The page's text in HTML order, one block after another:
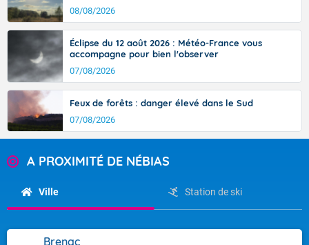
08/08/2026
Éclipse du 12 août 2026 : Météo-France vous
accompagne pour bien l'observer
07/08/2026
Feux de forêts : danger élevé dans le Sud
07/08/2026
A PROXIMITÉ DE NÉBIAS
Ville Station de ski
Brenac